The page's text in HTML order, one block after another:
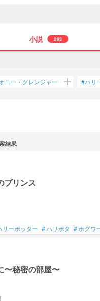
小説 293
ニー・グレンジャー add #ハリ
結果
プリンス
リーポッター #ハリポタ #ホグワ
〜秘密の部屋〜